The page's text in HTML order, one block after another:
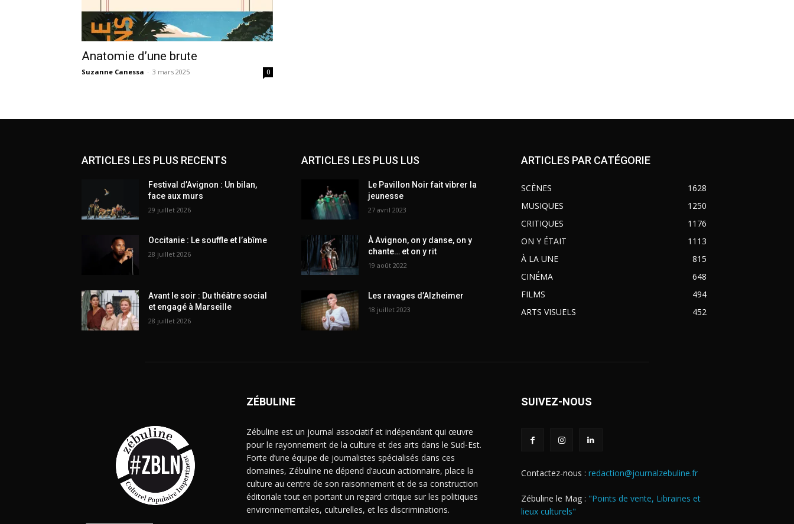
Anatomie d’une brute
Suzanne Canessa - 3 mars 2025 0
ARTICLES LES PLUS RECENTS
Festival d’Avignon : Un bilan,
face aux murs
29 juillet 2026
Occitanie : Le souffle et l’abîme
28 juillet 2026
Avant le soir : Du théâtre social
et engagé à Marseille
28 juillet 2026
ARTICLES LES PLUS LUS
Le Pavillon Noir fait vibrer la
jeunesse
27 avril 2023
À Avignon, on y danse, on y
chante… et on y rit
19 août 2022
Les ravages d’Alzheimer
18 juillet 2023
ARTICLES PAR CATÉGORIE
SCÈNES
1628
MUSIQUES
1250
CRITIQUES
1176
ON Y ÉTAIT
1113
À LA UNE
815
CINÉMA
648
FILMS
494
ARTS VISUELS
452
ZÉBULINE
Zébuline est un journal associatif et indépendant qui œuvre
pour le rayonnement de la culture et des arts dans le Sud-Est.
Forte d’une équipe de journalistes spécialisés dans ces
domaines, Zébuline ne dépend d’aucun actionnaire, place la
culture au centre de son raisonnement et de sa construction
éditoriale tout en portant un regard critique sur les politiques
environnementales, culturelles, et les discriminations.
SUIVEZ-NOUS
Contactez-nous : redaction@journalzebuline.fr
Zébuline le Mag : "Points de vente, Librairies et
lieux culturels"